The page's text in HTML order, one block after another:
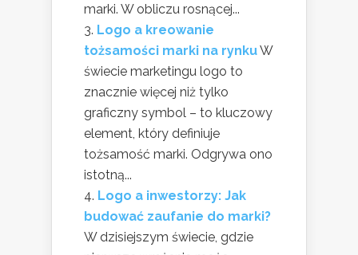
marki. W obliczu rosnącej...
Logo a kreowanie
tożsamości marki na rynkuW
świecie marketingu logo to
znacznie więcej niż tylko
graficzny symbol – to kluczowy
element, który definiuje
tożsamość marki. Odgrywa ono
istotną...
Logo a inwestorzy: Jak
budować zaufanie do marki?
W dzisiejszym świecie, gdzie